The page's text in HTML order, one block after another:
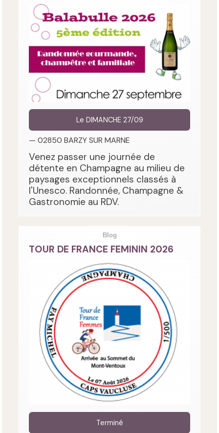
Le DIMANCHE 27/09
— 02850 BARZY SUR MARNE
Venez passer une journée de
détente en Champagne au milieu de
paysages exceptionnels classés à
l'Unesco. Randonnée, Champagne &
Gastronomie au RDV.
Blog
TOUR DE FRANCE FEMININ 2026
Terminé